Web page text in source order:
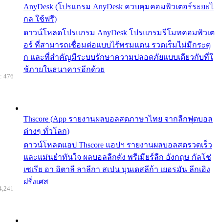
AnyDesk (โปรแกรม AnyDesk ควบคุมคอมพิวเตอร์ระยะไ
กล ใช้ฟรี)
ดาวน์โหลดโปรแกรม AnyDesk โปรแกรมรีโมทคอมพิวเต
อร์ ที่สามารถเชื่อมต่อแบบไร้พรมแดน รวดเร็มไม่มีกระตุ
ก และที่สำคัญมีระบบรักษาความปลอดภัยแบบเดียวกับที่ใ
ช้ภายในธนาคารอีกด้วย
Thscore (App รายงานผลบอลสดภาษาไทย จากลีกฟุตบอล
ต่างๆ ทั่วโลก)
ดาวน์โหลดแอป Thscore แอปฯ รายงานผลบอลสดรวดเร็ว
และแม่นยำทันใจ ผลบอลลีกดัง พรีเมียร์ลีก อังกฤษ กัลโช่
เซเรีย อา อิตาลี ลาลีกา สเปน บุนเดสลีก้า เยอรมัน ลีกเอิง
ฝรั่งเศส
476